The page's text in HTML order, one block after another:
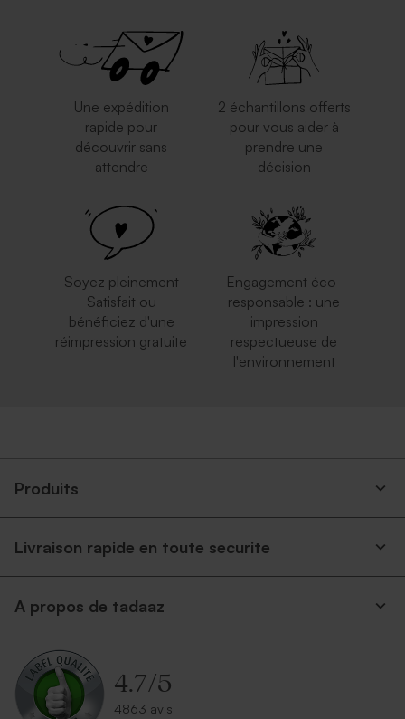
Enveloppe rose pâle Enveloppe fin d'année rouge
Une expédition
rapide pour
découvrir sans
attendre
2 échantillons offerts
pour vous aider à
prendre une
décision
Soyez pleinement
Satisfait ou
bénéficiez d'une
réimpression gratuite
Engagement éco-
responsable : une
impression
respectueuse de
l'environnement
Produits
Livraison rapide en toute securite
A propos de tadaaz
4.7/5
4863 avis